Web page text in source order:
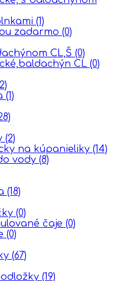
(1)
zadarmo (0)
CL,Š (0)
CL (0)
(1)
(2)
na kúpanieliky (14)
vody (8)
(18)
(0)
čaje (0)
(0)
(67)
(19)